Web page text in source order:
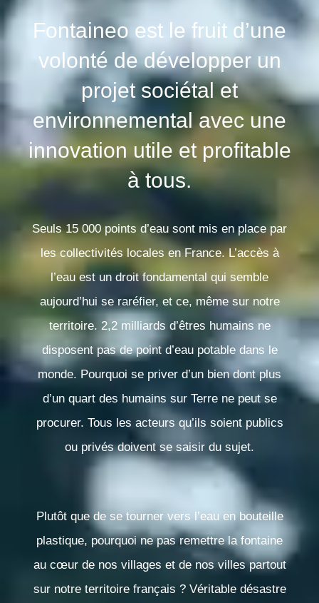
Fontaineo est le fruit d’une
volonté de développer un
projet sociétal et
environnemental avec une
innovation utile et profitable
à tous.
Seuls 15 000 points d’eau sont mis en place par
les collectivités locales en France. L’accès à
l’eau est un droit fondamental qui semble
aujourd’hui se raréfier, et ce, même sur notre
territoire. 2,2 milliards d’êtres humains ne
disposent pas de point d’eau potable dans le
monde. Pourquoi se priver d’un bien dont plus
d’un quart des humains sur Terre ne peut se
procurer. Tous les acteurs qu’ils soient publics
ou privés doivent se saisir du sujet.
Plutôt que de se tourner vers l’eau en bouteille
plastique, pourquoi ne pas remettre la fontaine
au cœur de nos villages et de nos villes partout
sur notre territoire français ? Véritable désastre